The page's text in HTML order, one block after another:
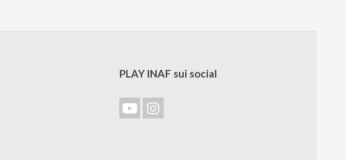
PLAY INAF sui social